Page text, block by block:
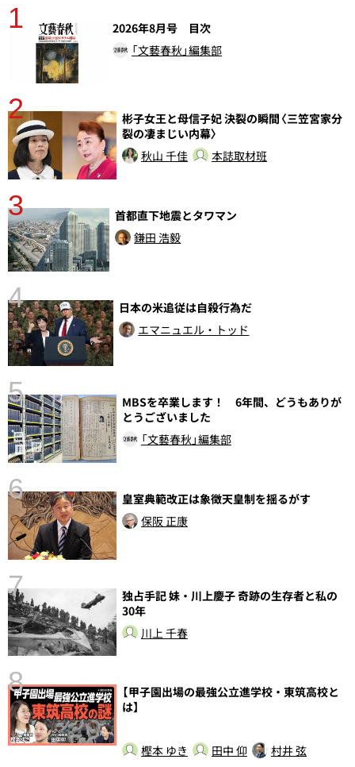
1
2026年8月号 目次
「文藝春秋」編集部
2
彬子女王と母信子妃 決裂の瞬間〈三笠宮家分
裂の凄まじい内幕〉
秋山 千佳
本誌取材班
3
首都直下地震とタワマン
鎌田 浩毅
4
日本の米追従は自殺行為だ
エマニュエル・トッド
5
MBSを卒業します！ 6年間、どうもありが
とうございました
「文藝春秋」編集部
6
皇室典範改正は象徴天皇制を揺るがす
保阪 正康
7
独占手記 妹・川上慶子 奇跡の生存者と私の
30年
川上 千春
8
【甲子園出場の最強公立進学校・東筑高校と
は】
樫本 ゆき 田中 仰 村井 弦